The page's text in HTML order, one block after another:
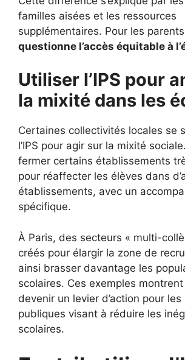
familles aisées et les ressources
supplémentaires. Pour les
questionne l’accès équitable à
Utiliser l’IPS pour
la mixité dans les
Certaines collectivités locales se
l’IPS pour agir sur la mixité
fermer certains établissements
pour réaffecter les élèves dans
établissements, avec un
spécifique.
À Paris, des secteurs « multi-
créés pour élargir la zone de
ainsi brasser davantage les
scolaires. Ces exemples montrent
devenir un levier d’action pour
publiques visant à réduire les
scolaires.